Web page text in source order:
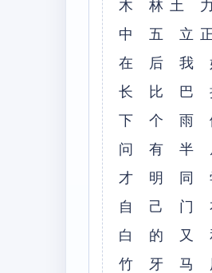
木 林土
中 五 立
在 后 我
长 比 巴
下 个 雨
问 有 半
才 明 同
自 己 门
白 的 又
竹 牙 马